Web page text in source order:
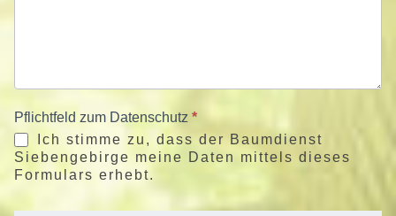
Pflichtfeld zum Datenschutz *
Ich stimme zu, dass der Baumdienst
Siebengebirge meine Daten mittels dieses
Formulars erhebt.